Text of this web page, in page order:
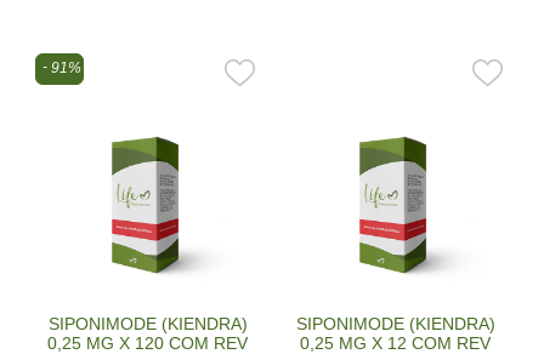
91%
SIPONIMODE (KIENDRA)
0,25 MG X 120 COM REV
SIPONIMODE (KIENDRA)
0,25 MG X 12 COM REV